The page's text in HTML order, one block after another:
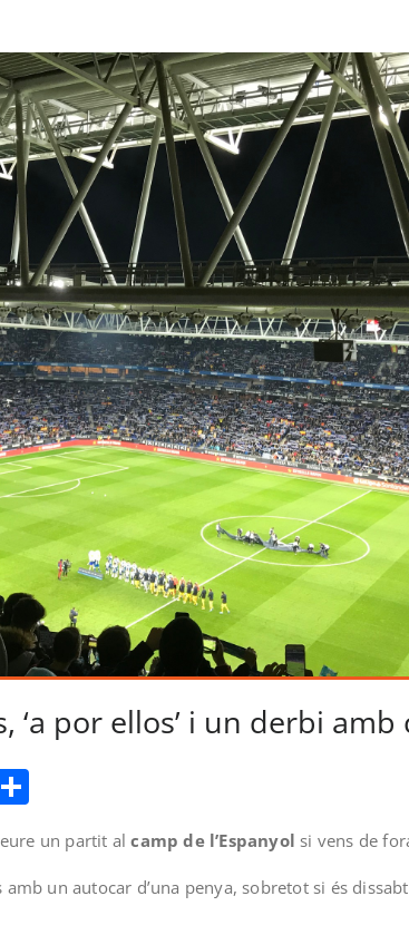
‘a por ellos’ i un derbi amb
un partit alcamp de l’Espanyol si vens de
amb un autocar d’una penya, sobretot si és